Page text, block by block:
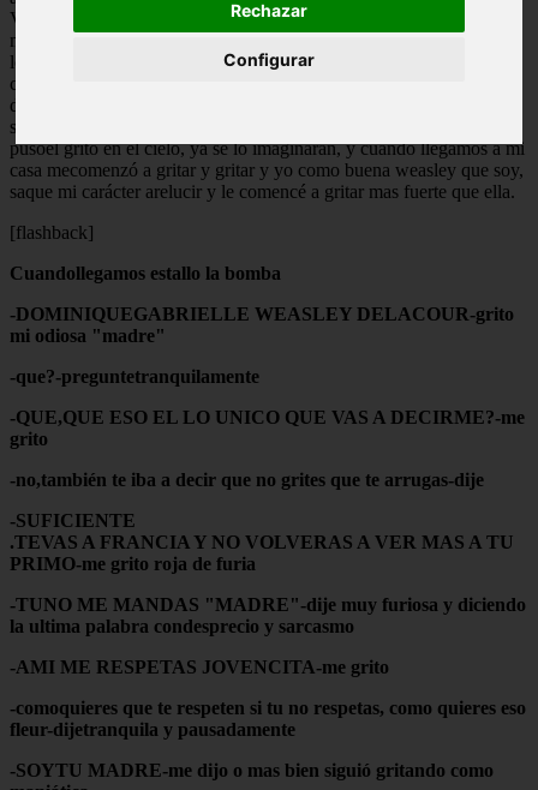
Rechazar
Configurar
Victorie-soy-la-mas-zorra-del-mundo-weasley lo beso enfrente de
mis narices, no es que sea celosa, ni que desconfié de james pero
loque pasa es que MI novio le dijo que me amaba a mi, y ella fue
corriendo acontárselo a fleur-solo-quiero-a-vicky-por-que-es-mas-
delacour-y-odio-a-nique-por-que-es-mas-weasley-weasleyDelacour,
si ya se es muy largo no, bueno el punto es que cuando se entero
pusoel grito en el cielo, ya se lo imaginaran, y cuando llegamos a mi
casa mecomenzó a gritar y gritar y yo como buena weasley que soy,
saque mi carácter arelucir y le comencé a gritar mas fuerte que ella.
[flashback]
Cuandollegamos estallo la bomba
-DOMINIQUEGABRIELLE WEASLEY DELACOUR-grito
mi odiosa "madre"
-que?-preguntetranquilamente
-QUE,QUE ESO EL LO UNICO QUE VAS A DECIRME?-me
grito
-no,también te iba a decir que no grites que te arrugas-dije
-SUFICIENTE
.TEVAS A FRANCIA Y NO VOLVERAS A VER MAS A TU
PRIMO-me grito roja de furia
-TUNO ME MANDAS "MADRE"-dije muy furiosa y diciendo
la ultima palabra condesprecio y sarcasmo
-AMI ME RESPETAS JOVENCITA-me grito
-comoquieres que te respeten si tu no respetas, como quieres eso
fleur-dijetranquila y pausadamente
-SOYTU MADRE-me dijo o mas bien siguió gritando como